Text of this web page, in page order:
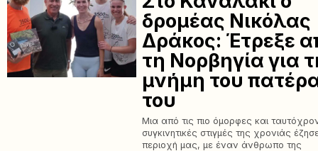
δρομέας Νικόλας
Δράκος: Έτρεξε
τη Νορβηγία για
μνήμη του
του
Μια από τις πιο όμορφες και
συγκινητικές στιγμές της χρονιάς
περιοχή μας, με έναν άνθρωπο της